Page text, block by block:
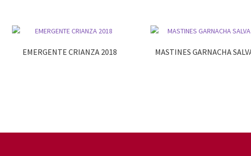
EMERGENTE CRIANZA 2018 MASTINES GARNACHA